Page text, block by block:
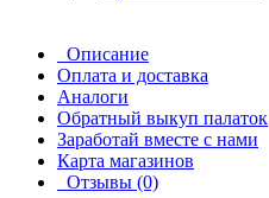
Описание
Оплата и доставка
Аналоги
Обратный выкуп палаток
Заработай вместе с нами
Карта магазинов
Отзывы (0)